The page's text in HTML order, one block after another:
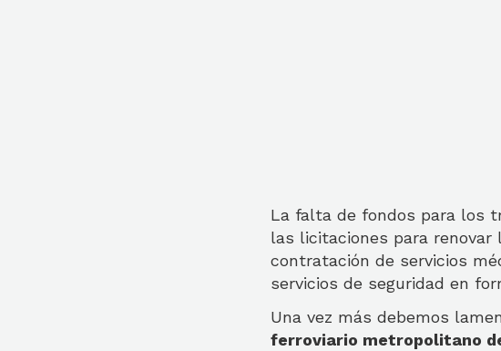
La falta de fondos para los
las licitaciones para
contratación de servicios
servicios de seguridad en
Una vez más debemos
ferroviario metropolitano